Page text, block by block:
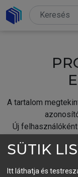
A tartalom
Új felhasználóként
SÜTIK
Itt láthatja és